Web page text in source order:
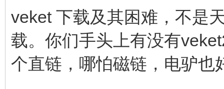
veket 下载及其困难，不是
载。你们手头上有没有
个直链，哪怕磁链，电驴也